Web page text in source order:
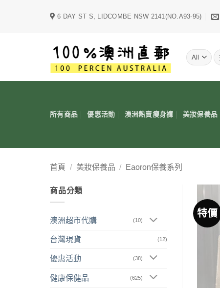
6 DAY ST S, LIDCOMBE NSW 2141(NO.A93-95)
搜
尋
鍵
所有商品 優惠活動 澳洲熱賣瘦身褲 美妝保養品
首頁 / 美妝保養品 / Eaoron保養系列
商品分類
澳洲超市代購 (10)
台灣現貨 (12)
優惠活動 (38)
健康保健品 (625)
特價